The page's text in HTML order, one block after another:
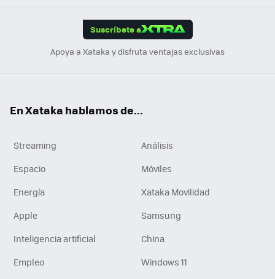
Suscríbete a
Apoya a Xataka y disfruta ventajas exclusivas
En Xataka hablamos de...
Streaming
Análisis
Espacio
Móviles
Energía
Xataka Movilidad
Apple
Samsung
Inteligencia artificial
China
Empleo
Windows 11